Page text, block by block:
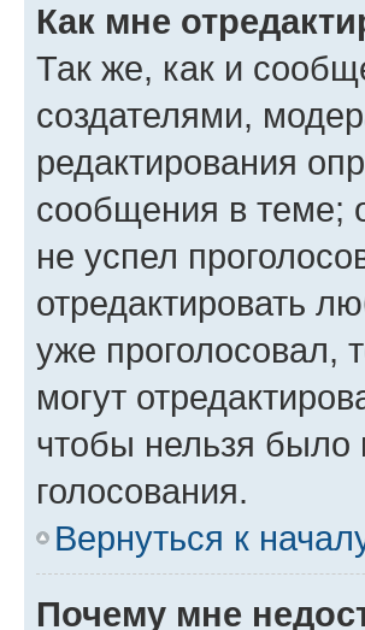
Как мне
Так же, как и
создателями,
редактирования
сообщения в теме;
не успел
отредактировать
уже проголосовал,
могут
чтобы нельзя было
голосования.
Вернуться к
Почему мне